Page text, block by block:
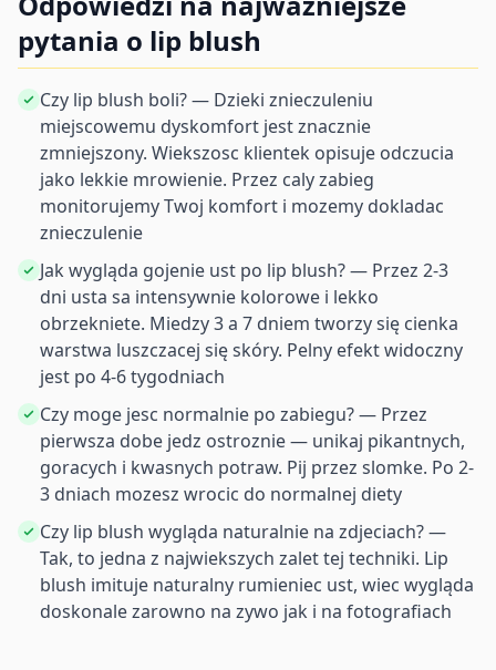
pytania o lip blush
Czy lip blush boli? — Dzieki znieczuleniu
miejscowemu dyskomfort jest znacznie
zmniejszony. Wiekszosc klientek opisuje odczucia
jako lekkie mrowienie. Przez caly zabieg
monitorujemy Twoj komfort i mozemy dokladac
znieczulenie
Jak wygląda gojenie ust po lip blush? — Przez 2-3
dni usta sa intensywnie kolorowe i lekko
obrzekniete. Miedzy 3 a 7 dniem tworzy się cienka
warstwa luszczacej się skóry. Pelny efekt widoczny
jest po 4-6 tygodniach
Czy moge jesc normalnie po zabiegu? — Przez
pierwsza dobe jedz ostroznie — unikaj pikantnych,
goracych i kwasnych potraw. Pij przez slomke. Po 2-
3 dniach mozesz wrocic do normalnej diety
Czy lip blush wygląda naturalnie na zdjeciach? —
Tak, to jedna z najwiekszych zalet tej techniki. Lip
blush imituje naturalny rumieniec ust, wiec wygląda
doskonale zarowno na zywo jak i na fotografiach